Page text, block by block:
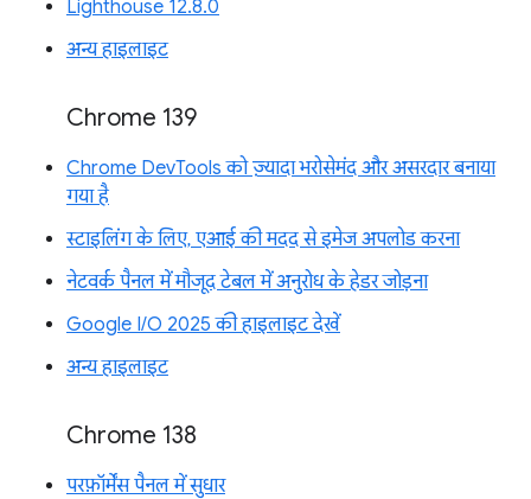
Lighthouse 12.8.0
अन्य हाइलाइट
Chrome 139
Chrome DevTools को ज़्यादा भरोसेमंद और असरदार बनाया
गया है
स्टाइलिंग के लिए, एआई की मदद से इमेज अपलोड करना
नेटवर्क पैनल में मौजूद टेबल में अनुरोध के हेडर जोड़ना
Google I/O 2025 की हाइलाइट देखें
अन्य हाइलाइट
Chrome 138
परफ़ॉर्मेंस पैनल में सुधार